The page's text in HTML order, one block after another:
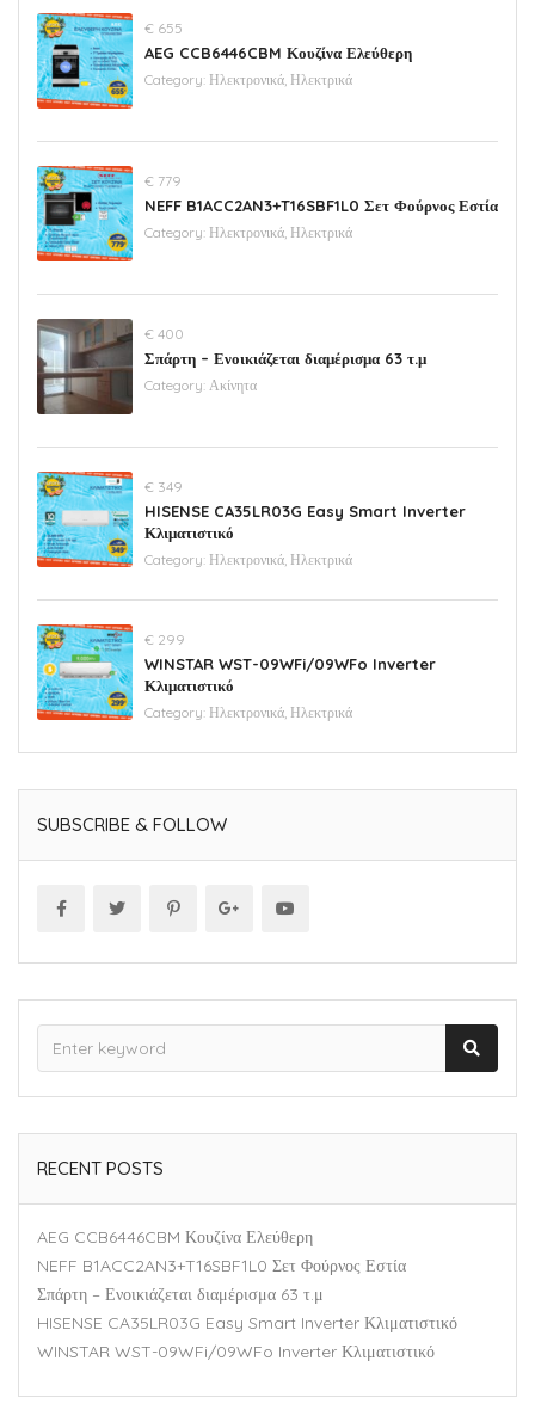
€ 655
AEG CCB6446CBM Κουζίνα Ελεύθερη
Category: Ηλεκτρονικά, Ηλεκτρικά
€ 779
NEFF B1ACC2AN3+T16SBF1L0 Σετ Φούρνος Εστία
Category: Ηλεκτρονικά, Ηλεκτρικά
€ 400
Σπάρτη – Ενοικιάζεται διαμέρισμα 63 τ.μ
Category: Ακίνητα
€ 349
HISENSE CA35LR03G Easy Smart Inverter
Κλιματιστικό
Category: Ηλεκτρονικά, Ηλεκτρικά
€ 299
WINSTAR WST-09WFi/09WFo Inverter
Κλιματιστικό
Category: Ηλεκτρονικά, Ηλεκτρικά
SUBSCRIBE & FOLLOW
RECENT POSTS
AEG CCB6446CBM Κουζίνα Ελεύθερη
NEFF B1ACC2AN3+T16SBF1L0 Σετ Φούρνος Εστία
Σπάρτη – Ενοικιάζεται διαμέρισμα 63 τ.μ
HISENSE CA35LR03G Easy Smart Inverter Κλιματιστικό
WINSTAR WST-09WFi/09WFo Inverter Κλιματιστικό